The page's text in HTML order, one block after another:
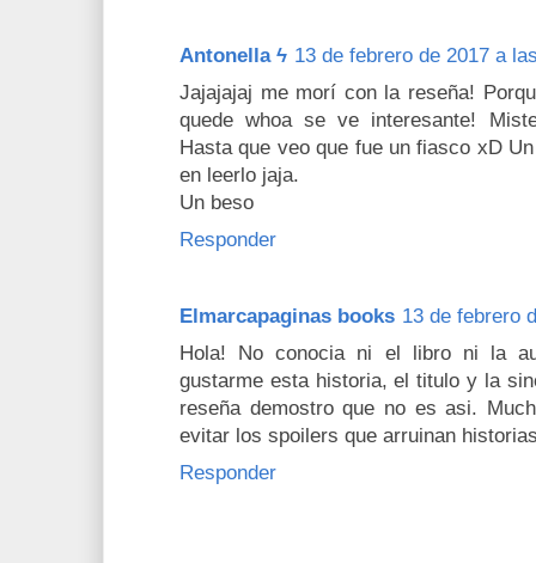
Antonella ϟ 13 de febrero de 2017 a
Jajajajaj me morí con la reseña!
quede whoa se ve interesante!
Hasta que veo que fue un fiasco xD
en leerlo jaja.
Un beso
Responder
Elmarcapaginas books 13 de febrero
Hola! No conocia ni el libro ni la
gustarme esta historia, el titulo y la
reseña demostro que no es asi.
evitar los spoilers que arruinan
Responder